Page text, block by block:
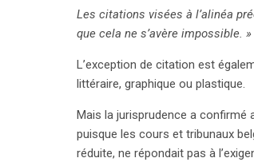
Les citations visées à l’alinéa
que cela ne s’avère impossible. »
L’exception de citation est
littéraire, graphique ou plastique.
Mais la jurisprudence a confirmé
puisque les cours et tribunaux
réduite, ne répondait pas à